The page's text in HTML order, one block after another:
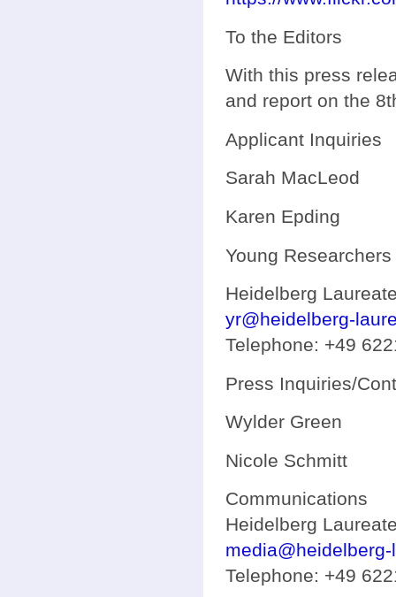
To the Editors
With this press
and report on the
Applicant Inquiries
Sarah MacLeod
Karen Epding
Young
Heidelberg
yr@heidelberg-
Telephone: +49
Press Inquiries/
Wylder Green
Nicole Schmitt
Communications
Heidelberg
Telephone: +49